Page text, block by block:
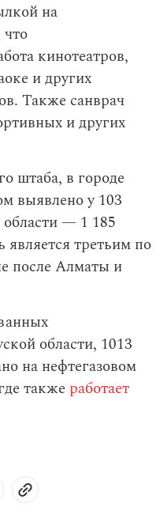
на
что
кинотеатров,
и других
Также санврач
и других
штаба, в городе
выявлено у 103
— 1 185
является третьим по
после Алматы и
области, 1013
на нефтегазовом
также работает